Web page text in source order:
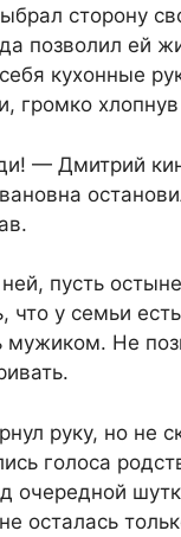
сторону
позволил ей
кухонные
громко
— Дмитрий
пусть
что у семьи
Не
руку, но не
голоса
очередной
осталась